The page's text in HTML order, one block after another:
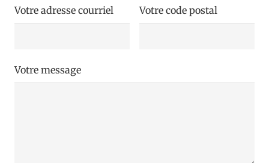
Votre adresse courriel Votre code postal
Votre message